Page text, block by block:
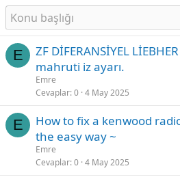
E
ZF DİFERANSİYEL
mahruti iz ayarı.
Emre
Cevaplar 0 4 May 2025
E
How to fix a kenwood
the easy way ~
Emre
Cevaplar 0 4 May 2025